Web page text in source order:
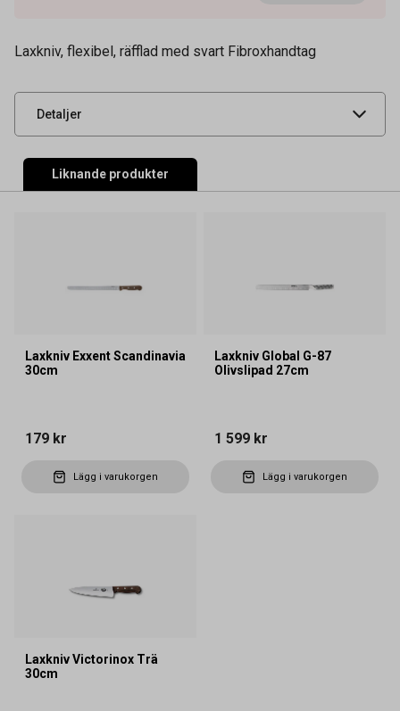
Laxkniv, flexibel, räfflad med svart Fibroxhandtag
Detaljer
Leverantörens
5.4623.30
UNSPSC 52151702
Liknande produkter
Laxkniv Exxent Scandinavia
30cm
179 kr
Lägg i varukorgen
Laxkniv Global G-87
Olivslipad 27cm
1 599 kr
Lägg i varukorgen
Laxkniv Victorinox Trä
30cm